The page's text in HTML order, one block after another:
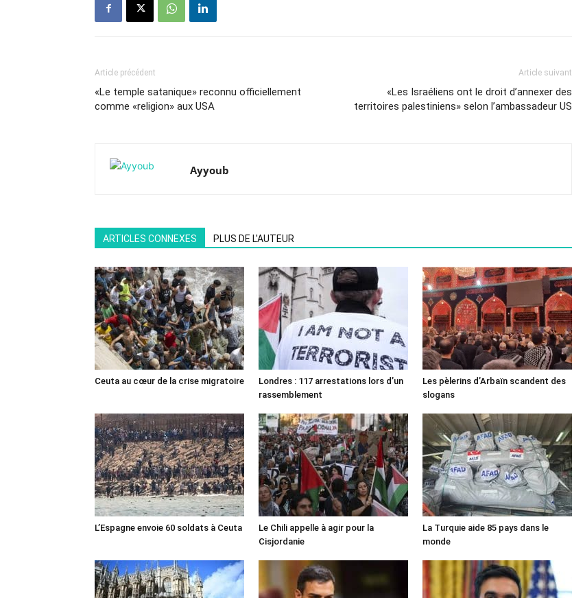
Article précédent
«Le temple satanique» reconnu officiellement
comme «religion» aux USA
Article suivant
«Les Israéliens ont le droit d’annexer des
territoires palestiniens» selon l’ambassadeur US
Ayyoub
ARTICLES CONNEXES PLUS DE L'AUTEUR
Ceuta au cœur de la crise migratoire
Londres : 117 arrestations lors d’un
rassemblement
Les pèlerins d’Arbaïn scandent des
slogans
L’Espagne envoie 60 soldats à Ceuta
Le Chili appelle à agir pour la
Cisjordanie
La Turquie aide 85 pays dans le
monde